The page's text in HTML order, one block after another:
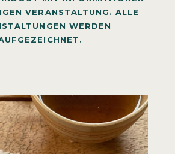
VERANSTALTUNG. ALLE V
WERDEN A